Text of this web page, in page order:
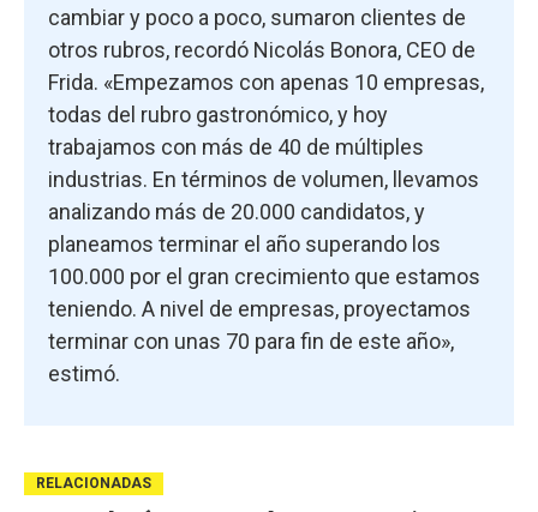
cambiar y poco a poco, sumaron clientes de
otros rubros, recordó Nicolás Bonora, CEO de
Frida. «Empezamos con apenas 10 empresas,
todas del rubro gastronómico, y hoy
trabajamos con más de 40 de múltiples
industrias. En términos de volumen, llevamos
analizando más de 20.000 candidatos, y
planeamos terminar el año superando los
100.000 por el gran crecimiento que estamos
teniendo. A nivel de empresas, proyectamos
terminar con unas 70 para fin de este año»,
estimó.
RELACIONADAS